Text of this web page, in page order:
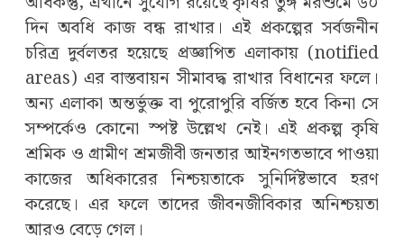
দিন অবধি কাজ বন্ধ রাখার। এই প্রকল্পের সর্বজনীন
চরিত্র দুর্বলতর হয়েছে প্রজ্ঞাপিত এলাকায় (notified
areas) এর বাস্তবায়ন সীমাবদ্ধ রাখার বিধানের ফলে।
অন্য এলাকা অন্তর্ভুক্ত বা পুরোপুরি বর্জিত হবে কিনা সে
সম্পর্কেও কোনো স্পষ্ট উল্লেখ নেই। এই প্রকল্প কৃষি
শ্রমিক ও গ্রামীণ শ্রমজীবী জনতার আইনগতভাবে পাওয়া
কাজের অধিকারের নিশ্চয়তাকে সুনির্দিষ্টভাবে হরণ
করেছে। এর ফলে তাদের জীবনজীবিকার অনিশ্চয়তা
আর‌ও বেড়ে গেল।